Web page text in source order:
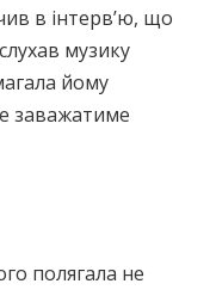
в інтерв’ю, що
музику
йому
заважатиме
полягала не